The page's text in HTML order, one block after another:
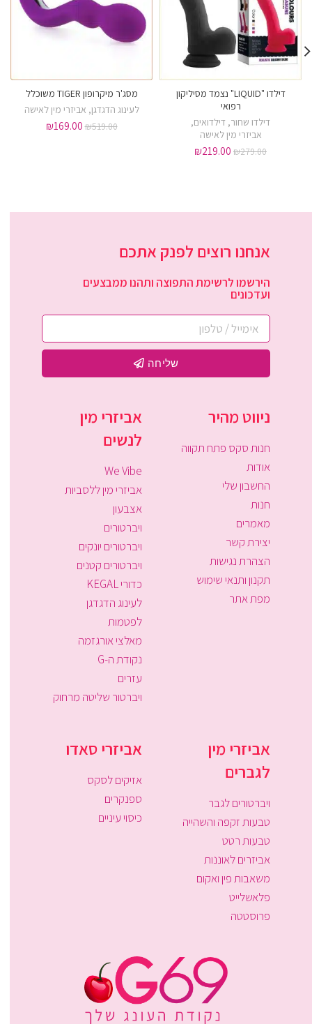
דילדו "LIQUID" נצמד מסיליקון
רפואי
דילדו שחור, דילדואים,
אביזרי מין לאישה
₪279.00
₪219.00
מסג'ר מיקרופון TIGER משוכלל
לעינוג הדגדגן, אביזרי מין לאישה
₪519.00
₪169.00
אנחנו רוצים לפנק אתכם
הירשמו לרשימת התפוצה ותהנו ממבצעים
ועדכונים
שליחה
ניווט מהיר
חנות סקס פתח תקווה
אודות
החשבון שלי
חנות
מאמרים
יצירת קשר
הצהרת נגישות
תקנון ותנאי שימוש
מפת אתר
אביזרי מין
לנשים
We Vibe
אביזרי מין ללסביות
אצבעון
ויברטורים
ויברטורים יונקים
ויברטורים קטנים
כדורי KEGAL
לעינוג הדגדגן
לפטמות
מאלצי אורגזמה
נקודת ה-G
עזרים
ויברטור שליטה מרחוק
אביזרי מין
לגברים
ויברטורים לגבר
טבעות זקפה והשהייה
טבעות רטט
אביזרים לאוננות
משאבות פין ואקום
פלאשלייט
פרוסטטה
אביזרי סאדו
אזיקים לסקס
ספנקרים
כיסוי עיניים